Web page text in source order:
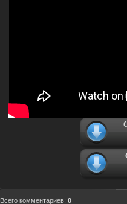
Всего комментариев: 0